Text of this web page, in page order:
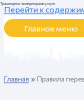
Перейти к
Транспортно-экспедиторские услуги
Главное меню
Главная Правила